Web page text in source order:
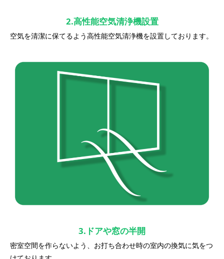
2.高性能空気清浄機設置
空気を清潔に保てるよう高性能空気清浄機を設置しております。
3.ドアや窓の半開
密室空間を作らないよう、お打ち合わせ時の室内の換気に気をつ